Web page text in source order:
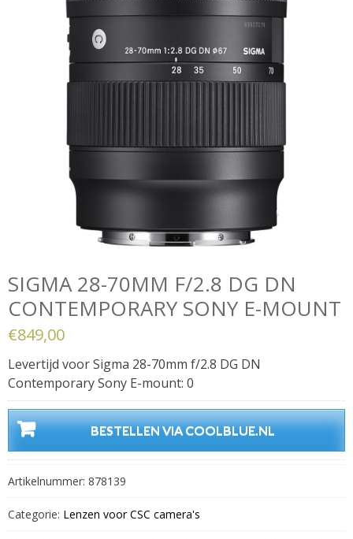
SIGMA 28-70MM F/2.8 DG DN
CONTEMPORARY SONY E-MOUNT
€849,00
Levertijd voor Sigma 28-70mm f/2.8 DG DN
Contemporary Sony E-mount: 0
BESTELLEN VIA COOLBLUE.NL
Artikelnummer: 878139
Categorie: Lenzen voor CSC camera's